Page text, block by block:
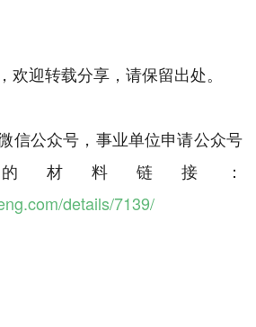
，欢迎转载分享，请保留出处。
信公众号，事业单位申请公众号
材料链接：
details/7139/